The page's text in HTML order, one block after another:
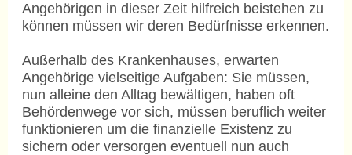
Angehörigen in dieser Zeit hilfreich beistehen zu
können müssen wir deren Bedürfnisse erkennen.
Außerhalb des Krankenhauses, erwarten
Angehörige vielseitige Aufgaben: Sie müssen,
nun alleine den Alltag bewältigen, haben oft
Behördenwege vor sich, müssen beruflich weiter
funktionieren um die finanzielle Existenz zu
sichern oder versorgen eventuell nun auch